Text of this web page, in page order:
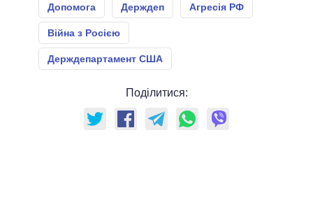
Допомога Держдеп Агресія РФ
Війна з Росією
Держдепартамент США
Поділитися: